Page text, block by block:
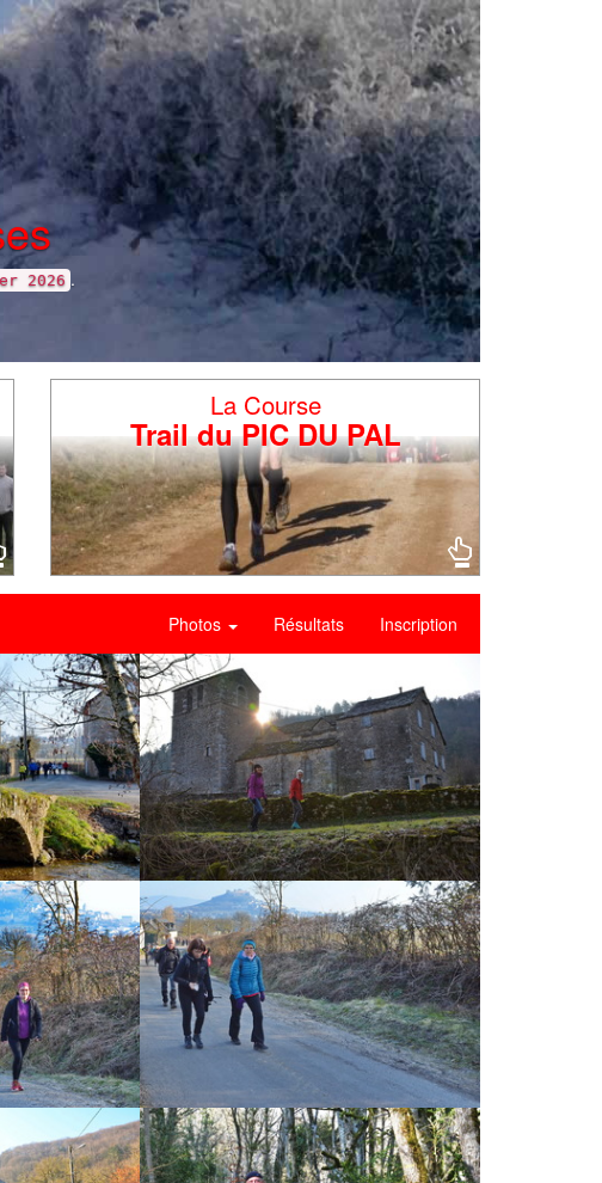
La Course
Trail du PIC DU PAL
Photos Résultats Inscription